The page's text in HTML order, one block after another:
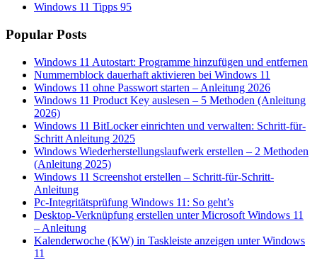
Windows 11 Tipps 95
Popular Posts
Windows 11 Autostart: Programme hinzufügen und entfernen
Nummernblock dauerhaft aktivieren bei Windows 11
Windows 11 ohne Passwort starten – Anleitung 2026
Windows 11 Product Key auslesen – 5 Methoden (Anleitung
2026)
Windows 11 BitLocker einrichten und verwalten: Schritt-für-
Schritt Anleitung 2025
Windows Wiederherstellungslaufwerk erstellen – 2 Methoden
(Anleitung 2025)
Windows 11 Screenshot erstellen – Schritt-für-Schritt-
Anleitung
Pc-Integritätsprüfung Windows 11: So geht’s
Desktop-Verknüpfung erstellen unter Microsoft Windows 11
– Anleitung
Kalenderwoche (KW) in Taskleiste anzeigen unter Windows
11